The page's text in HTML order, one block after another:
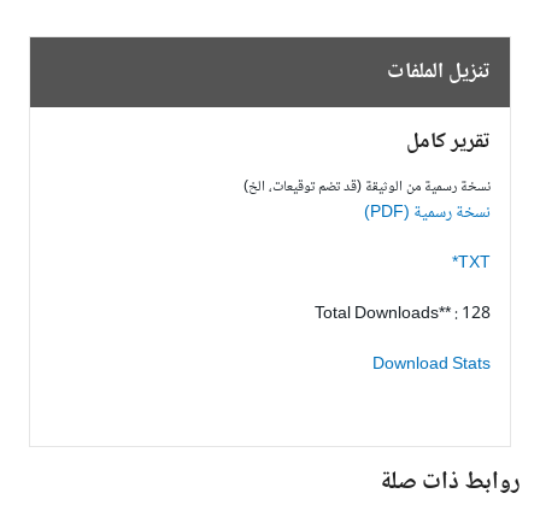
تنزيل الملفات
تقرير كامل
نسخة رسمية من الوثيقة (قد تضم توقيعات، الخ)
نسخة رسمية (PDF)
TXT*
Total Downloads** : 128
Download Stats
روابط ذات صلة